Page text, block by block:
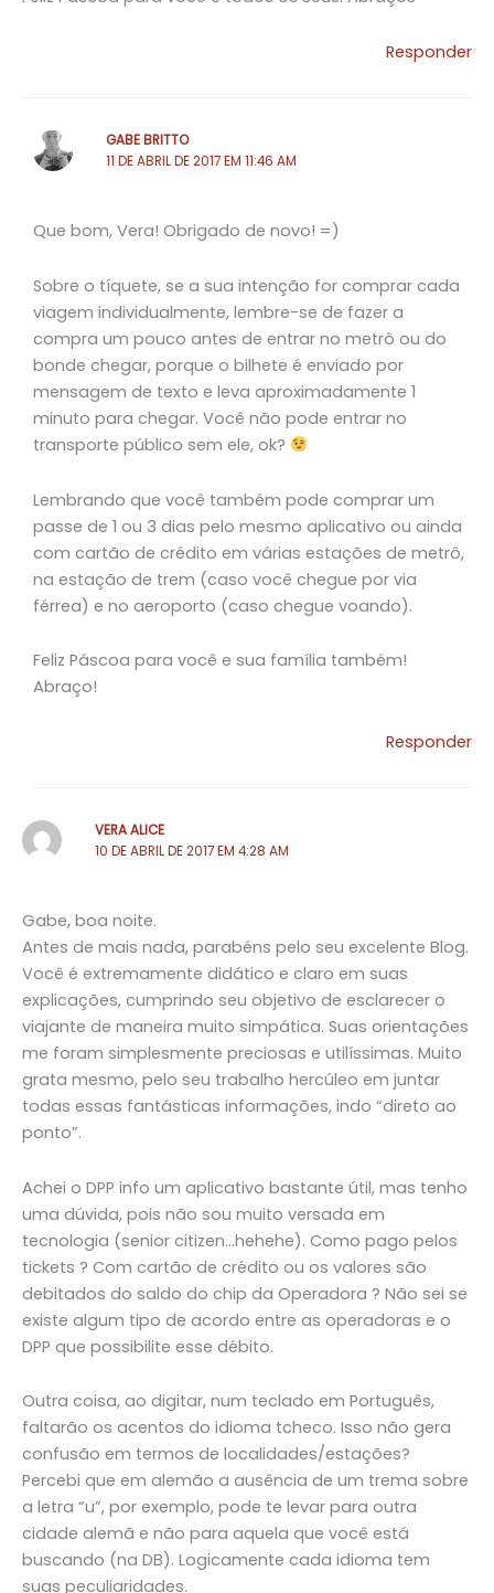
Responder
GABE BRITTO
11 DE ABRIL DE 2017 EM 11:46 AM
Que bom, Vera! Obrigado de novo! =)
Sobre o tíquete, se a sua intenção for comprar cada
viagem individualmente, lembre-se de fazer a
compra um pouco antes de entrar no metrô ou do
bonde chegar, porque o bilhete é enviado por
mensagem de texto e leva aproximadamente 1
minuto para chegar. Você não pode entrar no
transporte público sem ele, ok?
Lembrando que você também pode comprar um
passe de 1 ou 3 dias pelo mesmo aplicativo ou ainda
com cartão de crédito em várias estações de metrô,
na estação de trem (caso você chegue por via
férrea) e no aeroporto (caso chegue voando).
Feliz Páscoa para você e sua família também!
Abraço!
Responder
VERA ALICE
10 DE ABRIL DE 2017 EM 4:28 AM
Gabe, boa noite.
Antes de mais nada, parabéns pelo seu excelente Blog.
Você é extremamente didático e claro em suas
explicações, cumprindo seu objetivo de esclarecer o
viajante de maneira muito simpática. Suas orientações
me foram simplesmente preciosas e utilíssimas. Muito
grata mesmo, pelo seu trabalho hercúleo em juntar
todas essas fantásticas informações, indo “direto ao
ponto”.
Achei o DPP info um aplicativo bastante útil, mas tenho
uma dúvida, pois não sou muito versada em
tecnologia (senior citizen…hehehe). Como pago pelos
tickets ? Com cartão de crédito ou os valores são
debitados do saldo do chip da Operadora ? Não sei se
existe algum tipo de acordo entre as operadoras e o
DPP que possibilite esse débito.
Outra coisa, ao digitar, num teclado em Português,
faltarão os acentos do idioma tcheco. Isso não gera
confusão em termos de localidades/estações?
Percebi que em alemão a ausência de um trema sobre
a letra “u”, por exemplo, pode te levar para outra
cidade alemã e não para aquela que você está
buscando (na DB). Logicamente cada idioma tem
suas peculiaridades.